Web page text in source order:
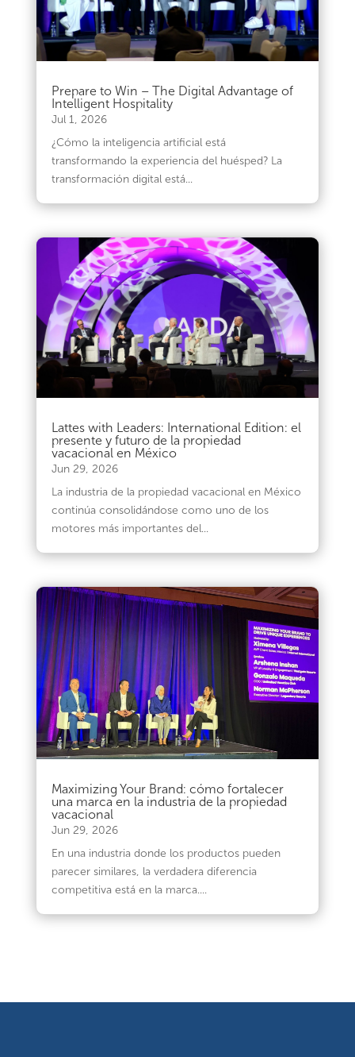
Prepare to Win – The Digital Advantage of
Intelligent Hospitality
Jul 1, 2026
¿Cómo la inteligencia artificial está
transformando la experiencia del huésped? La
transformación digital está...
Lattes with Leaders: International Edition: el
presente y futuro de la propiedad
vacacional en México
Jun 29, 2026
La industria de la propiedad vacacional en México
continúa consolidándose como uno de los
motores más importantes del...
Maximizing Your Brand: cómo fortalecer
una marca en la industria de la propiedad
vacacional
Jun 29, 2026
En una industria donde los productos pueden
parecer similares, la verdadera diferencia
competitiva está en la marca....